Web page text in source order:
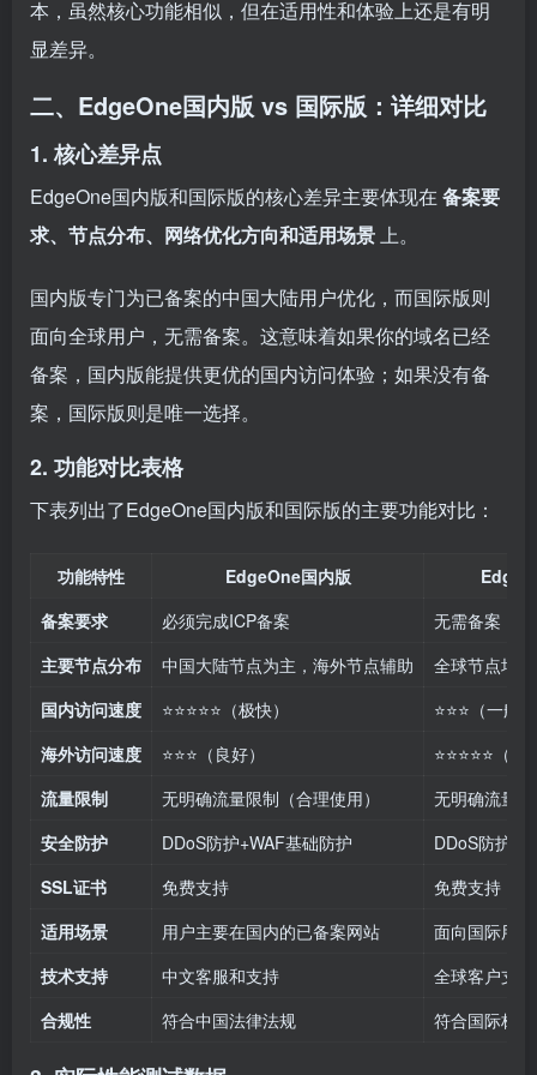
本，虽然核心功能相似，但在适用性和体验上还是有明
显差异。
二、EdgeOne国内版 vs 国际版：详细对比
1. 核心差异点
EdgeOne国内版和国际版的核心差异主要体现在 备案要
求、节点分布、网络优化方向和适用场景上。
国内版专门为已备案的中国大陆用户优化，而国际版则
面向全球用户，无需备案。这意味着如果你的域名已经
备案，国内版能提供更优的国内访问体验；如果没有备
案，国际版则是唯一选择。
2. 功能对比表格
下表列出了EdgeOne国内版和国际版的主要功能对比：
功能特性 EdgeOne国内版
备案要求
必须完成ICP备案
无需备案
主要节点分布
中国大陆节点为主，海外节点辅助
全球节点均
国内访问速度
⭐⭐⭐⭐⭐（极快）
⭐⭐⭐（一般）
海外访问速度
⭐⭐⭐（良好）
⭐⭐⭐⭐⭐（
流量限制
无明确流量限制（合理使用）
无明确流量
安全防护
DDoS防护+WAF基础防护
DDoS防护
SSL证书
免费支持
免费支持
适用场景
用户主要在国内的已备案网站
面向国际用
技术支持
中文客服和支持
全球客户支持
合规性
符合中国法律法规 符合国际标准